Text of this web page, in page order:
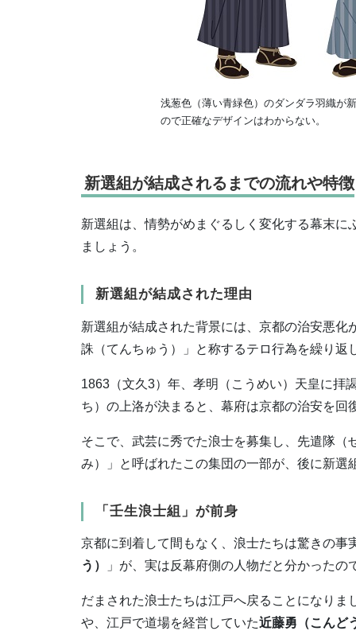
浅葱色（薄い青緑色）のダンダラ羽織が
ので正確なデザインはわからない。
新選組が結成されるまでの流れや特徴
新選組は、情勢がめまぐるしく変化する幕末
ましょう。
新選組が結成された理由
新選組が結成された背景には、京都の治安悪
誅（てんちゅう）」と称するテロ行為を繰り返
1863（文久3）年、孝明（こうめい）天皇に拝
ち）の上洛が決まると、幕府は京都の治安を回
そこで、武芸に秀でた浪士を募集し、先遣隊
み）」と呼ばれたこの集団の一部が、後に新選
「壬生浪士組」が前身
京都に到着して間もなく、浪士たちは驚きの事
う）
」が、実は反幕府側の人物だと分かったの
だまされた浪士たちは江戸へ戻ることになり
や、江戸で道場を経営していた近藤勇（こんど